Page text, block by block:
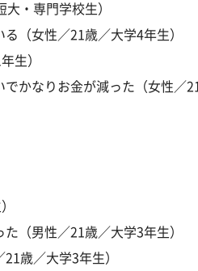
・専門学校生）
（女性／21歳／大学4年生）
生）
かなりお金が減った（女性／21
（男性／21歳／大学3年生）
歳／大学3年生）